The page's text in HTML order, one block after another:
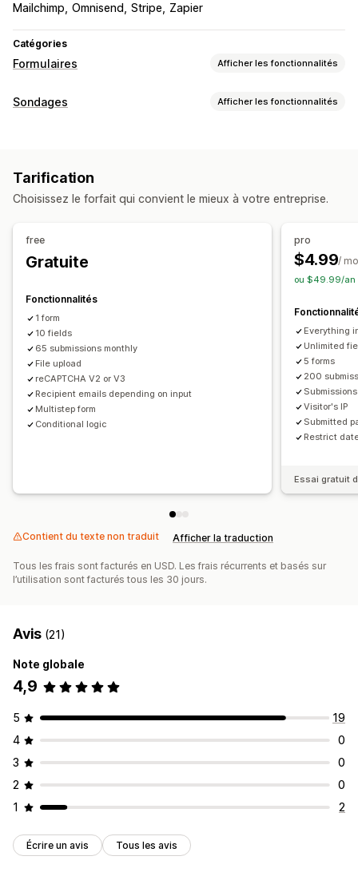
Mailchimp Omnisend Stripe Zapier
Catégories
Formulaires Afficher les fonctionnalités
Types de formulaires
Personnalisation
Police et couleur
CSS personnalisées
Multilingue
Logique conditionnelle
Gestion des données
Réponses aux e-mails
Historique CAPTCHA
Sondages Afficher les fonctionnalités
Éditeur avec fonction de glisser-déposer
Formulaires intégrés
Importations de fichiers Modèles
Retour d’expérience sur les produits
Gestion des soumissions
E-mail
Exportation des données
Tarification
Choisissez le forfait qui convient le mieux à votre entreprise.
free
Gratuite
Fonctionnalités
1 form
10 fields
65 submissions monthly
File upload
reCAPTCHA V2 or V3
Recipient emails depending on input
Multistep form
Conditional logic
pro
$4.99/
ou $49.99/an
Everything
Unlimited
5 forms
200
Visitor's IP
Submitted
Restrict
Essai gratuit
Contient du texte non traduit Afficher la traduction
Tous les frais sont facturés en USD. Les frais récurrents et basés sur
l’utilisation sont facturés tous les 30 jours.
Avis (21)
Note globale
4,9
5
19
4
0
3
0
2
0
1
2
Écrire un avis Tous les avis